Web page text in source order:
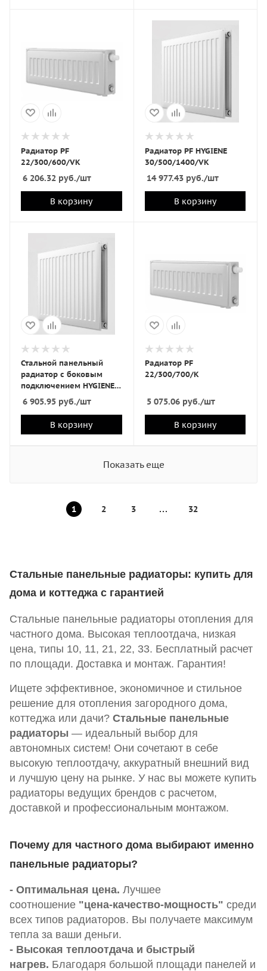
Радиатор PF
22/300/600/VK
6 206.32 руб./шт
В корзину
Радиатор PF HYGIENE
30/500/1400/VK
14 977.43руб./шт
В корзину
Стальной панельный
радиатор с боковым
подключением HYGIENE
20/500/1000/K PF
6 905.95 руб./шт
В корзину
Радиатор PF
22/300/700/K
5 075.06руб./шт
В корзину
Показать еще
1 2 3 32
Стальные панельные радиаторы: купить для
дома и коттеджа с гарантией
Стальные панельные радиаторы отопления для
частного дома. Высокая теплоотдача, низкая
цена, типы 10, 11, 21, 22, 33. Бесплатный расчет
по площади. Доставка и монтаж. Гарантия!
Ищете эффективное, экономичное и стильное
решение для отопления загородного дома,
коттеджа или дачи? Стальные панельные
радиаторы — идеальный выбор для
автономных систем! Они сочетают в себе
высокую теплоотдачу, аккуратный внешний вид
и лучшую цену на рынке. У нас вы можете купить
радиаторы ведущих брендов с расчетом,
доставкой и профессиональным монтажом.
Почему для частного дома выбирают именно
панельные радиаторы?
- Оптимальная цена. Лучшее
соотношение "цена-качество-мощность" среди
всех типов радиаторов. Вы получаете максимум
тепла за ваши деньги.
- Высокая теплоотдача и быстрый
нагрев. Благодаря большой площади панелей и